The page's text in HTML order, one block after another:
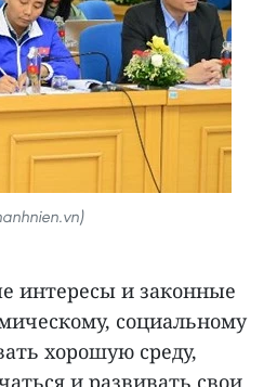
интересы и законные
социальному
хорошую среду,
и развивать свои